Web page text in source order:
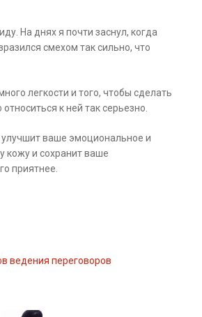
На днях я почти заснул, когда
смехом так сильно, что
легкости и того, чтобы сделать
к ней так серьезно.
ваше эмоциональное и
кожу и сохранит ваше
приятнее.
ведения переговоров